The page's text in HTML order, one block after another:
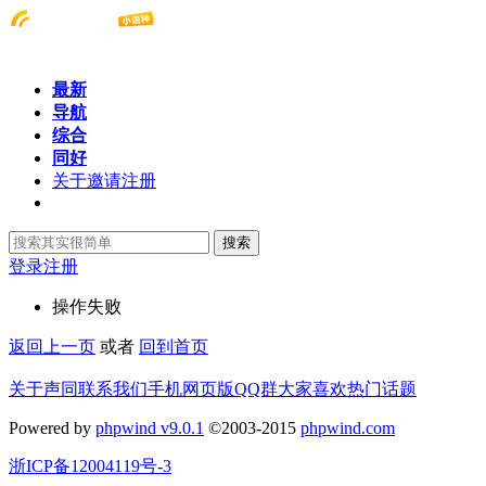
最新
导航
综合
同好
关于邀请注册
搜索
登录注册
操作失败
返回上一页 或者 回到首页
关于声同联系我们手机网页版QQ群大家喜欢热门话题
Powered by phpwind v9.0.1 ©2003-2015 phpwind.com
浙ICP备12004119号-3